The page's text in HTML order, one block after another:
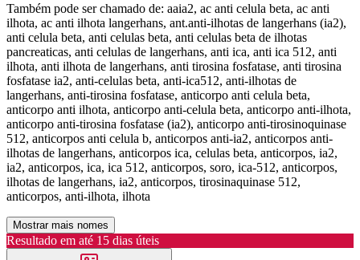
Também pode ser chamado de: aaia2, ac anti celula beta, ac anti
ilhota, ac anti ilhota langerhans, ant.anti-ilhotas de langerhans (ia2),
anti celula beta, anti celulas beta, anti celulas beta de ilhotas
pancreaticas, anti celulas de langerhans, anti ica, anti ica 512, anti
ilhota, anti ilhota de langerhans, anti tirosina fosfatase, anti tirosina
fosfatase ia2, anti-celulas beta, anti-ica512, anti-ilhotas de
langerhans, anti-tirosina fosfatase, anticorpo anti celula beta,
anticorpo anti ilhota, anticorpo anti-celula beta, anticorpo anti-ilhota,
anticorpo anti-tirosina fosfatase (ia2), anticorpo anti-tirosinoquinase
512, anticorpos anti celula b, anticorpos anti-ia2, anticorpos anti-
ilhotas de langerhans, anticorpos ica, celulas beta, anticorpos, ia2,
ia2, anticorpos, ica, ica 512, anticorpos, soro, ica-512, anticorpos,
ilhotas de langerhans, ia2, anticorpos, tirosinaquinase 512,
anticorpos, anti-ilhota, ilhota
Mostrar mais nomes
Resultado em até 15 dias úteis